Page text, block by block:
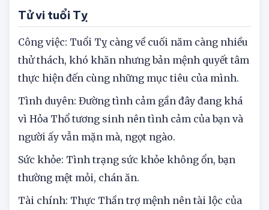
Giờ tốt trong ngày: 11h - 13h
Tử vi tuổi Tỵ
Công việc: Tuổi Tỵ càng về cuối năm càng nhiều
thử thách, khó khăn nhưng bản mệnh quyết tâm
thực hiện đến cùng những mục tiêu của mình.
Tình duyên: Đường tình cảm gần đây đang khá
vì Hỏa Thổ tương sinh nên tình cảm của bạn và
người ấy vẫn mặn mà, ngọt ngào.
Sức khỏe: Tình trạng sức khỏe không ổn, bạn
thường mệt mỏi, chán ăn.